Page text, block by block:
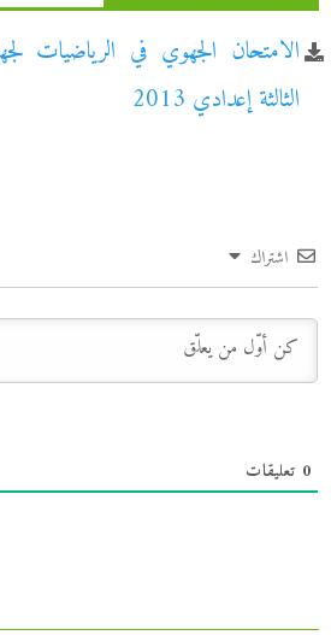
الامتحان الجهوي في الرياضيات
الثالثة إعدادي 2013
اشتراك
0 تعليقات